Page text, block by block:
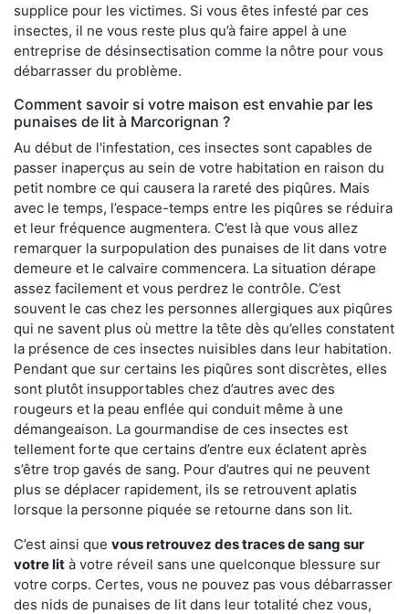
supplice pour les victimes. Si vous êtes infesté par ces
insectes, il ne vous reste plus qu’à faire appel à une
entreprise de désinsectisation comme la nôtre pour vous
débarrasser du problème.
Comment savoir si votre maison est envahie par les
punaises de lit à Marcorignan ?
Au début de l'infestation, ces insectes sont capables de
passer inaperçus au sein de votre habitation en raison du
petit nombre ce qui causera la rareté des piqûres. Mais
avec le temps, l’espace-temps entre les piqûres se réduira
et leur fréquence augmentera. C’est là que vous allez
remarquer la surpopulation des punaises de lit dans votre
demeure et le calvaire commencera. La situation dérape
assez facilement et vous perdrez le contrôle. C’est
souvent le cas chez les personnes allergiques aux piqûres
qui ne savent plus où mettre la tête dès qu’elles constatent
la présence de ces insectes nuisibles dans leur habitation.
Pendant que sur certains les piqûres sont discrètes, elles
sont plutôt insupportables chez d’autres avec des
rougeurs et la peau enflée qui conduit même à une
démangeaison. La gourmandise de ces insectes est
tellement forte que certains d’entre eux éclatent après
s’être trop gavés de sang. Pour d’autres qui ne peuvent
plus se déplacer rapidement, ils se retrouvent aplatis
lorsque la personne piquée se retourne dans son lit.
C’est ainsi que vous retrouvez des traces de sang sur
votre lit à votre réveil sans une quelconque blessure sur
votre corps. Certes, vous ne pouvez pas vous débarrasser
des nids de punaises de lit dans leur totalité chez vous,